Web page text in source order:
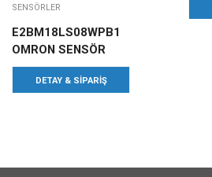
SENSÖRLER
E2BM18LS08WPB1
OMRON SENSÖR
DETAY & SIPARIŞ